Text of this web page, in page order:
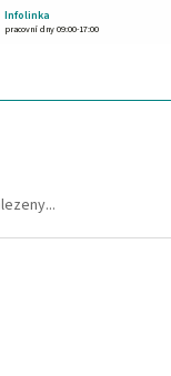
Infolinka
pracovní dny 09:00-17:00